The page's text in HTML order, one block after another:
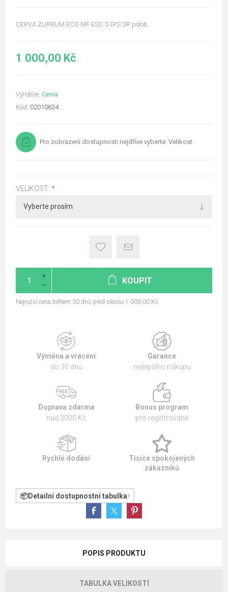
CERVA ZURRUM ECO MF ESD S1PS SR polob.
1 000,00 Kč
Výrobce: Cerva
Kód: 02010634
Pro zobrazení dostupnosti nejdříve vyberte: Velikost
VELIKOST: *
KOUPIT
Nejnižší cena během 30 dnů před slevou:1 000,00 Kč
Výměna a vrácení
do 30 dnů
Garance
nejlepšího nákupu
Doprava zdarma
nad 3000 Kč
Bonus program
pro registrované
Rychlé dodání
Tisíce spokojených
zákazníků
Detailní dostupnostní tabulka
POPIS PRODUKTU
TABULKA VELIKOSTÍ